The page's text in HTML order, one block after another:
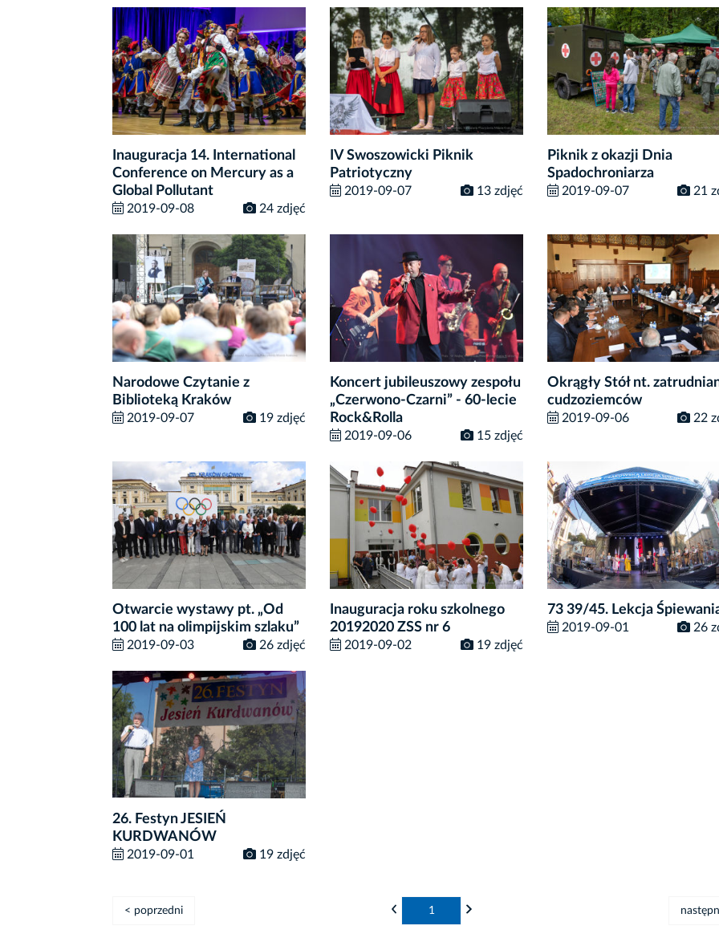
Inauguracja 14. International
Conference on Mercury as a
Global Pollutant
2019-09-08 24 zdjęć
IV Swoszowicki Piknik
Patriotyczny
2019-09-07 13 zdjęć
Piknik z okazji Dnia
Spadochroniarza
2019-09-07 21
Narodowe Czytanie z
Biblioteką Kraków
2019-09-07 19 zdjęć
Koncert jubileuszowy zespołu
„Czerwono-Czarni” - 60-lecie
Rock&Rolla
2019-09-06 15 zdjęć
Okrągły Stół nt.
cudzoziemców
2019-09-06 22
Otwarcie wystawy pt. „Od
100 lat na olimpijskim szlaku”
2019-09-03 26 zdjęć
Inauguracja roku szkolnego
20192020 ZSS nr 6
2019-09-02 19 zdjęć
73 39/45. Lekcja
2019-09-01 26
26. Festyn JESIEŃ
KURDWANÓW
2019-09-01 19 zdjęć
< poprzedni 1